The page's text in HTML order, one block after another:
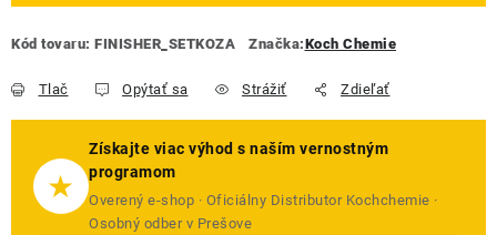
Kód tovaru: FINISHER_SETKOZA Značka:Koch Chemie
Tlač Opýtať sa Strážiť Zdieľať
★
Získajte viac výhod s naším vernostným
programom
Overený e-shop · Oficiálny Distributor Kochchemie ·
Osobný odber v Prešove